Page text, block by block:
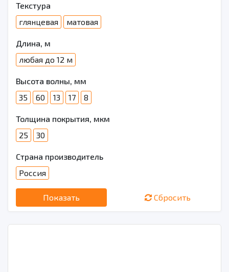
Текстура
глянцевая
матовая
Длина, м
любая до 12 м
Высота волны, мм
35
60 13 17 8
Толщина покрытия, мкм
25
30
Страна производитель
Россия
Показать Сбросить